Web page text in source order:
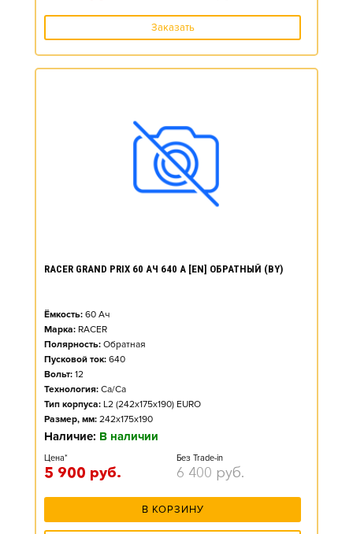
Заказать
RACER GRAND PRIX 60 АЧ 640 А [EN] ОБРАТНЫЙ (BY)
Ёмкость: 60 Ач
Марка: RACER
Полярность: Обратная
Пусковой ток: 640
Вольт: 12
Технология: Ca/Ca
Тип корпуса: L2 (242x175x190) EURO
Размер, мм: 242x175x190
Наличие: В наличии
Цена*
5 900 руб.
Без Trade-in
6 400 руб.
В КОРЗИНУ